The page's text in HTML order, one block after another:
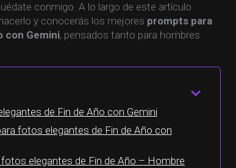
conmigo. A lo largo de este artículo
y conocerás los mejores prompts para
con Gemini, pensados tanto para hombres
de Fin de Año con Gemini
fotos elegantes de Fin de Año con
elegantes de Fin de Año – Hombre